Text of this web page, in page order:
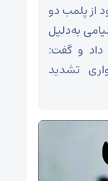
از پلمب دو
به‌دلیل
داد و گفت:
تشدید